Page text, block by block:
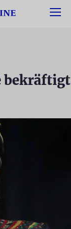
bekräftigt